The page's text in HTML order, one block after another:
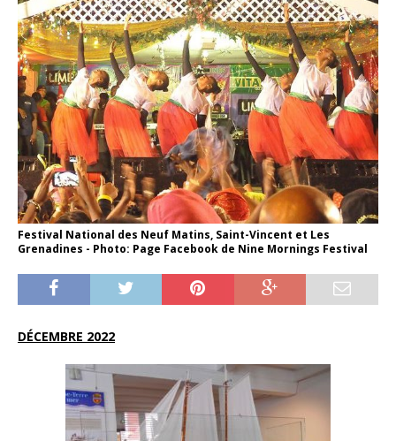
Festival National des Neuf Matins, Saint-Vincent et Les
Grenadines - Photo: Page Facebook de Nine Mornings Festival
DÉCEMBRE 2022